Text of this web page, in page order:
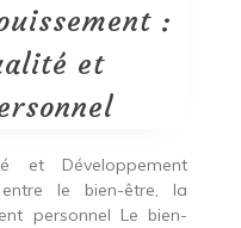
Spiritualité
et
Développement
Personnel
:
et
et Développement
le bien-être, la
personnel Le bien-